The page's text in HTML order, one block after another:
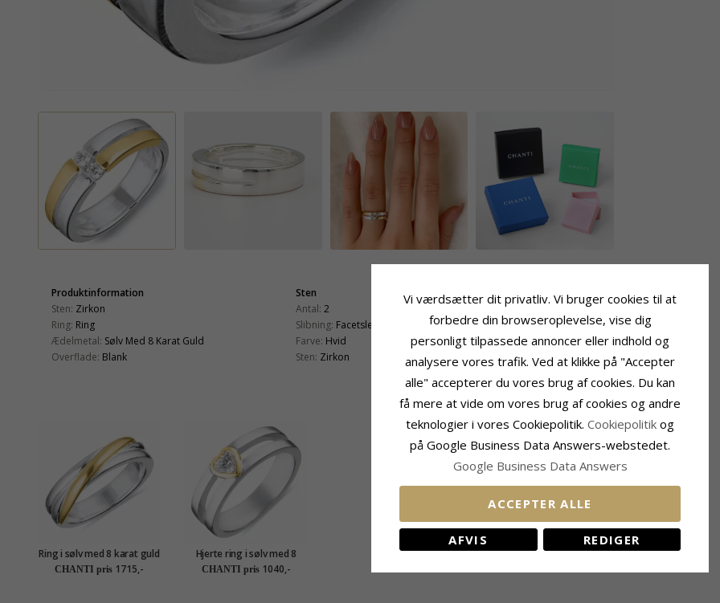
Produktinformation
Sten: Zirkon
Ring: Ring
Ædelmetal: Sølv Med 8 Karat Guld
Overflade: Blank
Sten
Antal: 2
Slibning: Facetsleben
Farve: Hvid
Sten: Zirkon
Ringskinne
Bredde Top:
Bredde Bund: 4,8 mm
Tykkelse Top:1,8 mm
Tykkelse Bund: 1,1 mm
RELATEREDE PRODUKTER
Ring i sølv med 8 karat guld
CHANTI pris 1715,-
Hjerte ring i sølv med 8
karat guld
CHANTI pris 1040,-
Vi værdsætter dit privatliv. Vi bruger cookies til at
forbedre din browseroplevelse, vise dig
personligt tilpassede annoncer eller indhold og
analysere vores trafik. Ved at klikke på "Accepter
alle" accepterer du vores brug af cookies. Du kan
få mere at vide om vores brug af cookies og andre
teknologier i vores Cookiepolitik. Cookiepolitik og
på Google Business Data Answers-webstedet.
Google Business Data Answers
ACCEPTER ALLE
AFVIS REDIGER